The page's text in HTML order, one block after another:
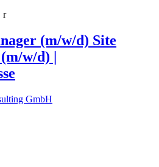
r
(m/w/d) Site
w/d) |
GmbH